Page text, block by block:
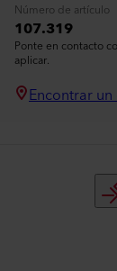
Número de artículo
107.319
Ponte en contacto
aplicar.
Encontrar